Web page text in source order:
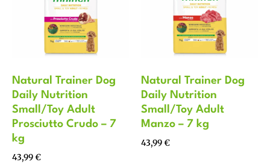
Natural Trainer Dog
Daily Nutrition
Small/Toy Adult
Prosciutto Crudo – 7
kg
43,99€
Natural Trainer Dog
Daily Nutrition
Small/Toy Adult
Manzo – 7 kg
43,99€